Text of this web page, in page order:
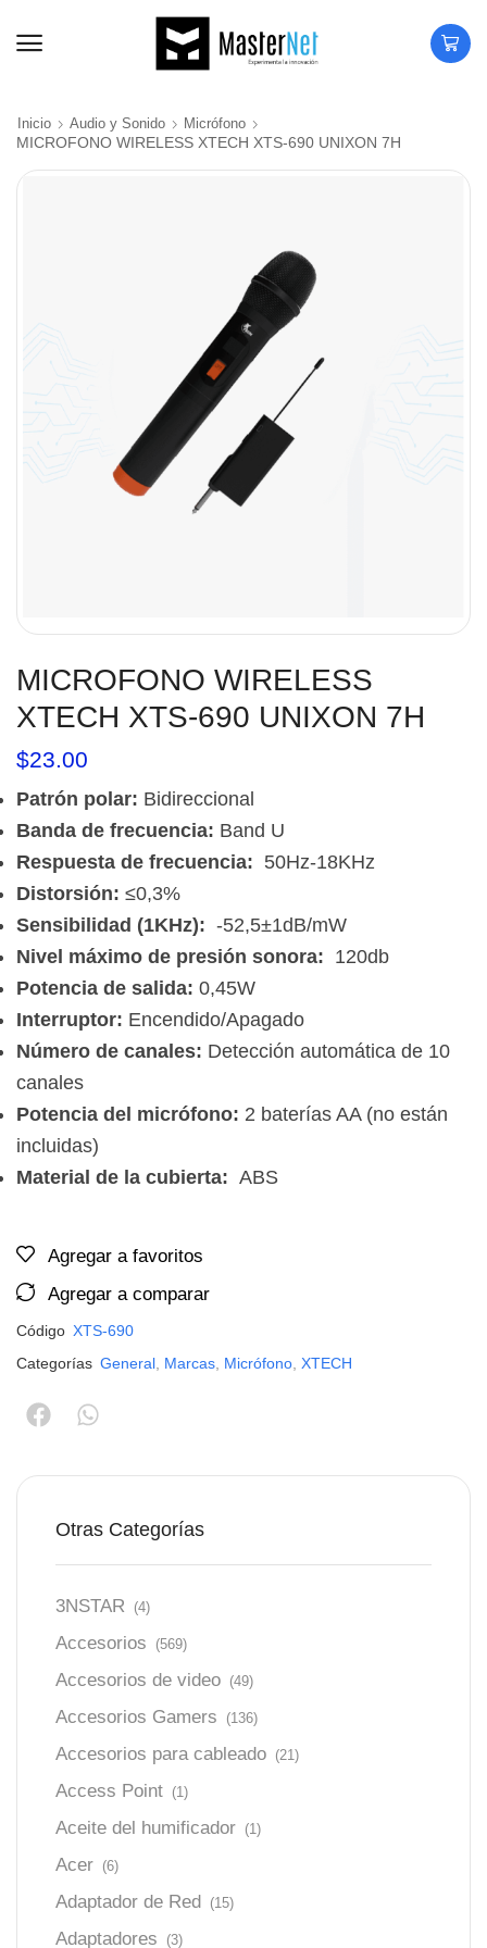
Inicio Audio y Sonido Micrófono
MICROFONO WIRELESS XTECH XTS-690 UNIXON 7H
MICROFONO WIRELESS
XTECH XTS-690 UNIXON 7H
$23.00
Patrón polar: Bidireccional
Banda de frecuencia: Band U
Respuesta de frecuencia: 50Hz-18KHz
Distorsión: ≤0,3%
Sensibilidad (1KHz): -52,5±1dB/mW
Nivel máximo de presión sonora: 120db
Potencia de salida: 0,45W
Interruptor: Encendido/Apagado
Número de canales: Detección automática de 10
canales
Potencia del micrófono: 2 baterías AA (no están
incluidas)
Material de la cubierta: ABS
Agregar a favoritos
Agregar a comparar
Código XTS-690
Categorías General Marcas Micrófono XTECH
Otras Categorías
3NSTAR (4)
Accesorios (569)
Accesorios de video (49)
Accesorios Gamers (136)
Accesorios para cableado (21)
Access Point (1)
Aceite del humificador (1)
Acer (6)
Adaptador de Red (15)
Adaptadores (3)